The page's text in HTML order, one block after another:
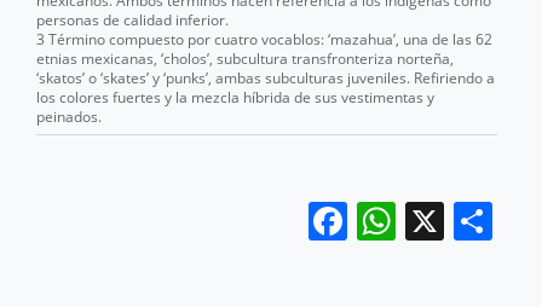
personas de calidad inferior.
3 Término compuesto por cuatro vocablos: ‘mazahua’, una de las 62
etnias mexicanas, ‘cholos’, subcultura transfronteriza norteña,
‘skatos’ o ‘skates’ y ‘punks’, ambas subculturas juveniles. Refiriendo a
los colores fuertes y la mezcla híbrida de sus vestimentas y
peinados.
Facebook
X